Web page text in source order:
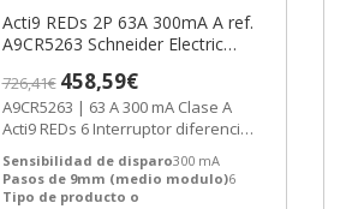
Acti9 REDs 2P 63A 300mA A ref.
A9CR5263 Schneider Electric
726,41€ 458,59€
A9CR5263 | 63 A 300 mA Clase A
Acti9 REDs 6 Interruptor diferencial
Sensibilidad de disparo300 mA
Pasos de 9mm (medio modulo)6
Tipo de producto o